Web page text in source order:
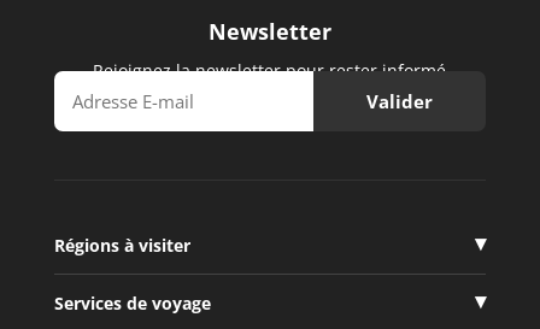
Newsletter
Rejoignez la newsletter pour rester informé
Régions à visiter
Services de voyage